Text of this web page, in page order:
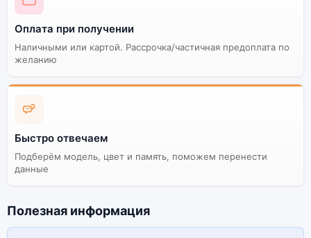
Оплата при получении
Наличными или картой. Рассрочка/частичная предоплата по
желанию
Быстро отвечаем
Подберём модель, цвет и память, поможем перенести
данные
Полезная информация